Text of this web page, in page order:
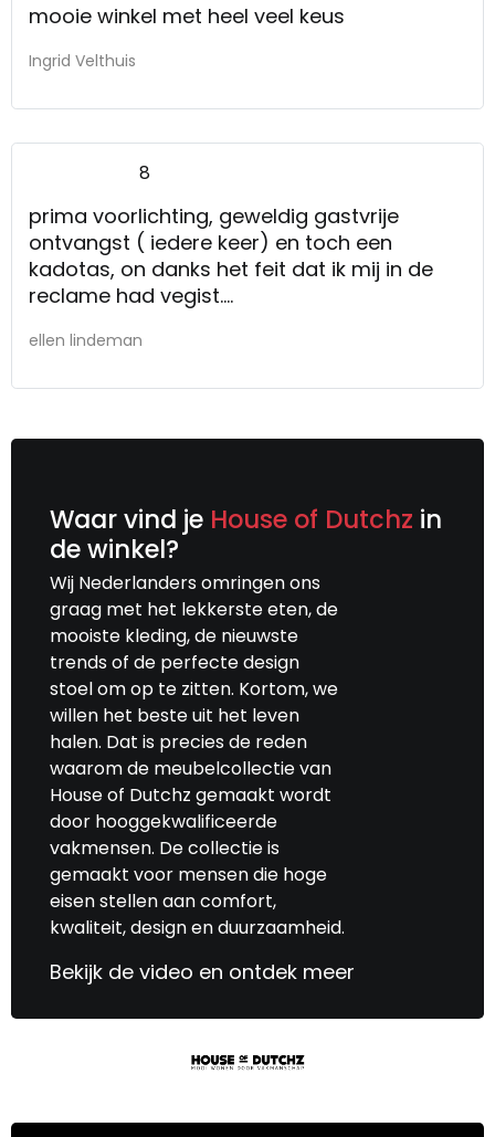
mooie winkel met heel veel keus
Ingrid Velthuis
8
prima voorlichting, geweldig gastvrije
ontvangst ( iedere keer) en toch een
kadotas, on danks het feit dat ik mij in de
reclame had vegist.
ellen lindeman
Waar vind je House of Dutchz in
de winkel?
Wij Nederlanders omringen ons
graag met het lekkerste eten, de
mooiste kleding, de nieuwste
trends of de perfecte design
stoel om op te zitten. Kortom, we
willen het beste uit het leven
halen. Dat is precies de reden
waarom de meubelcollectie van
House of Dutchz gemaakt wordt
door hooggekwalificeerde
vakmensen. De collectie is
gemaakt voor mensen die hoge
eisen stellen aan comfort,
kwaliteit, design en duurzaamheid.
Bekijk de video en ontdek meer